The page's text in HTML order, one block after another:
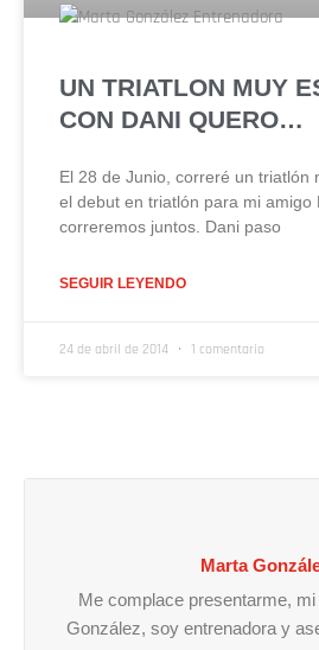
UN TRIATLON MUY
CON DANI QUERO…
El 28 de Junio, correré un triatlón
el debut en triatlón para mi amigo
correremos juntos. Dani paso
SEGUIR LEYENDO
24 de abril de 2014 1 comentario
Marta
Me complace presentarme,
González, soy entrenadora y